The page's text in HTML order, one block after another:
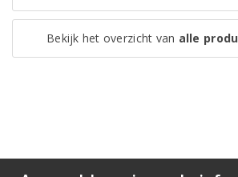
Bekijk het overzicht van alle